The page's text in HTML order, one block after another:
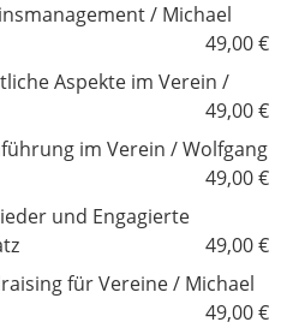
i
h
f
e
d
/ Michael
49,00 €
Aspekte im Verein /
49,00 €
im Verein / Wolfgang
49,00 €
und Engagierte
49,00 €
für Vereine / Michael
49,00 €